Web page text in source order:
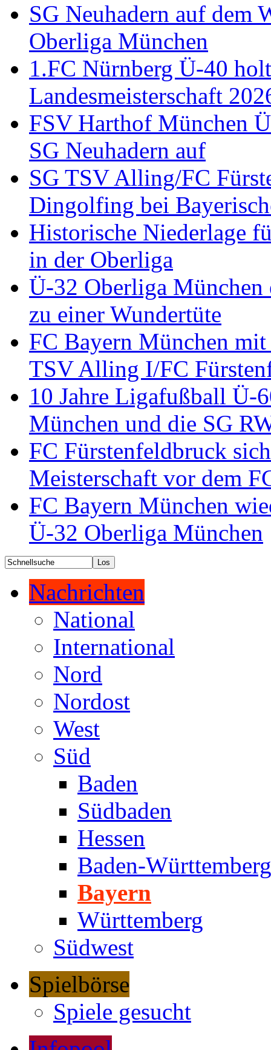
SG Neuhadern auf dem
Oberliga München
1.FC Nürnberg Ü-40
Landesmeisterschaft
FSV Harthof München
SG Neuhadern auf
SG TSV Alling/FC
Dingolfing bei
Historische Niederlage
in der Oberliga
Ü-32 Oberliga
zu einer Wundertüte
FC Bayern München
TSV Alling I/FC
10 Jahre Ligafußball Ü-
München und die SG
FC Fürstenfeldbruck
Meisterschaft vor dem
FC Bayern München
Ü-32 Oberliga München
Nachrichten
National
International
Nord
Nordost
West
Süd
Baden
Südbaden
Hessen
Baden-Württemberg
Bayern
Württemberg
Südwest
Spielbörse
Spiele gesucht